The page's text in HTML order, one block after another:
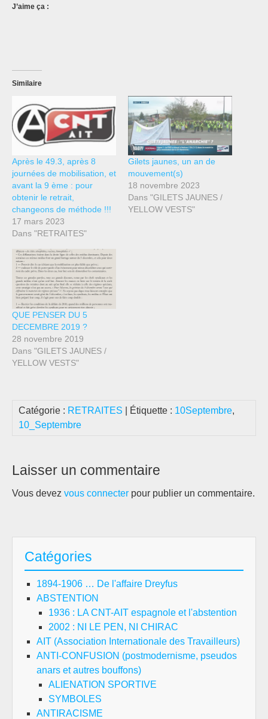
J’aime ça :
Similaire
Après le 49.3, après 8
journées de mobilisation, et
avant la 9 ème : pour
obtenir le retrait,
changeons de méthode !!!
17 mars 2023
Dans "RETRAITES"
Gilets jaunes, un an de
mouvement(s)
18 novembre 2023
Dans "GILETS JAUNES /
YELLOW VESTS"
QUE PENSER DU 5
DECEMBRE 2019 ?
28 novembre 2019
Dans "GILETS JAUNES /
YELLOW VESTS"
Catégorie : RETRAITES | Étiquette : 10Septembre,
10_Septembre
Laisser un commentaire
Vous devez vous connecter pour publier un commentaire.
Catégories
1894-1906 … De l'affaire Dreyfus
ABSTENTION
1936 : LA CNT-AIT espagnole et l'abstention
2002 : NI LE PEN, NI CHIRAC
AIT (Association Internationale des Travailleurs)
ANTI-CONFUSION (postmodernisme, pseudos
anars et autres bouffons)
ALIENATION SPORTIVE
SYMBOLES
ANTIRACISME